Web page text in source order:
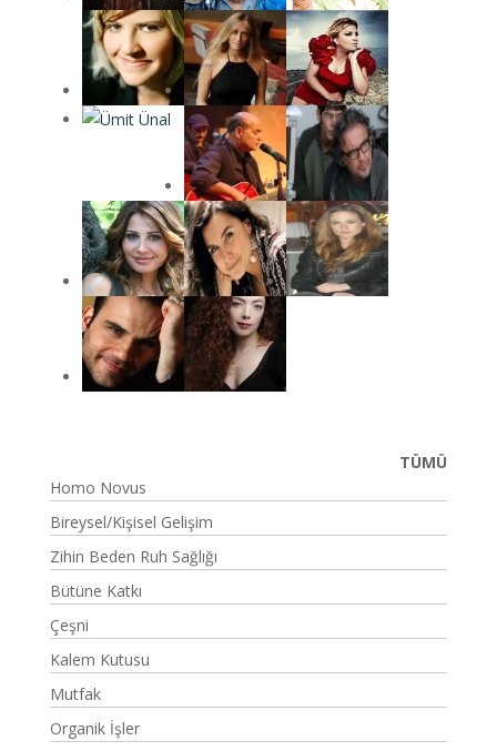
TÜMÜ
Homo Novus
Bireysel/Kişisel Gelişim
Zihin Beden Ruh Sağlığı
Bütüne Katkı
Çeşni
Kalem Kutusu
Mutfak
Organik İşler